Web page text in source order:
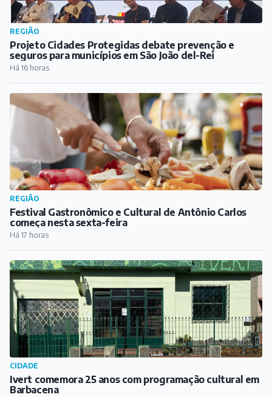
REGIÃO
Projeto Cidades Protegidas debate prevenção e
seguros para municípios em São João del-Rei
Há 16 horas
REGIÃO
Festival Gastronômico e Cultural de Antônio Carlos
começa nesta sexta-feira
Há 17 horas
CIDADE
Ivert comemora 25 anos com programação cultural em
Barbacena